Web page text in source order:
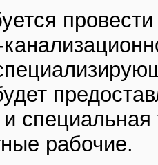
специальная
рабочие.